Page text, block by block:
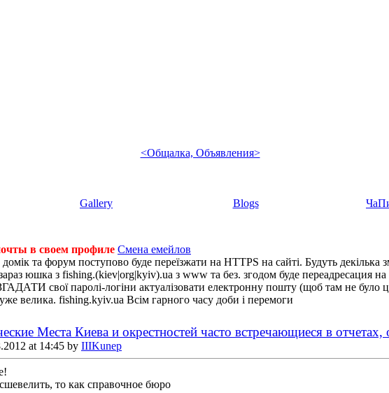
<Общалка, Объявления>
Gallery Blogs
в своем профиле Смена емейлов
та форум поступово буде переїзжати на HTTPS на сайті. Будуть
юшка з fishing.(kiev|org|kyiv).ua з www та без. згодом буде переадресация
свої паролі-логіни актуалізовати електронну пошту (щоб там не було
велика. fishing.kyiv.ua Всім гарного часу доби і перемоги
Места Киева и окрестностей часто встречающиеся в
at 14:45 by IIIKunep
то как справочное бюро